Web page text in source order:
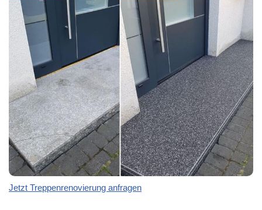
Jetzt Treppenrenovierung anfragen